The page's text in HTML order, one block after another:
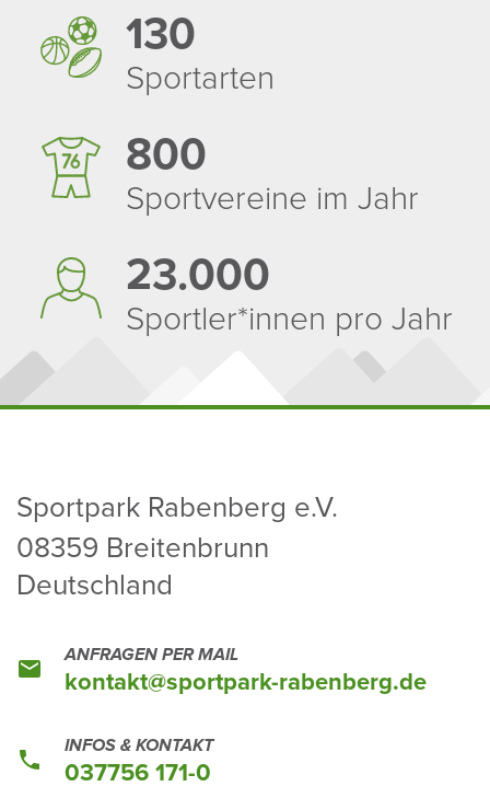
130
Sport­arten
800
Sport­ver­eine im Jahr
23.000
Sportler*innen pro Jahr
Sport­park Raben­berg e.V.
08359 Brei­ten­brunn
Deutsch­land
ANFRAGEN PER MAIL
kontakt@sport­park-raben­berg.de
INFOS & KONTAKT
037756 171-0